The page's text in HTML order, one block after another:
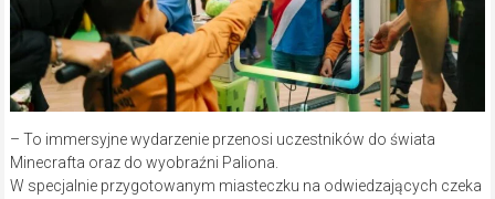
– To immersyjne wydarzenie przenosi uczestników do świata
Minecrafta oraz do wyobraźni Paliona.
W specjalnie przygotowanym miasteczku na odwiedzających czeka